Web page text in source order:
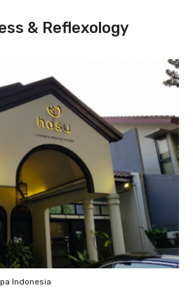
& Reflexology
Indonesia